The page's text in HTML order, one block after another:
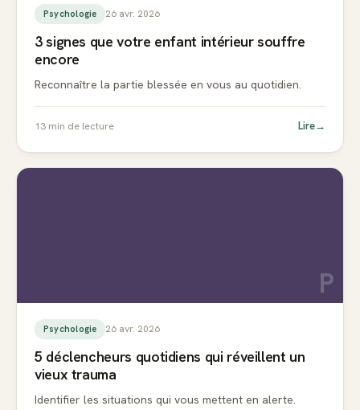
Psychologie 26 avr. 2026
3 signes que votre enfant intérieur souffre
encore
Reconnaître la partie blessée en vous au quotidien.
13 min de lecture Lire→
P
Psychologie 26 avr. 2026
5 déclencheurs quotidiens qui réveillent un
vieux trauma
Identifier les situations qui vous mettent en alerte.